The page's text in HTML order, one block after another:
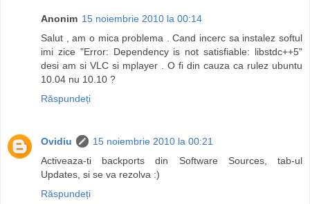
Anonim 15 noiembrie 2010 la 00:14
Salut , am o mica problema . Cand incerc sa instalez softul
imi zice "Error: Dependency is not satisfiable: libstdc++5"
desi am si VLC si mplayer . O fi din cauza ca rulez ubuntu
10.04 nu 10.10 ?
Răspundeți
Ovidiu
15 noiembrie 2010 la 00:21
Activeaza-ti backports din Software Sources, tab-ul
Updates, si se va rezolva :)
Răspundeți